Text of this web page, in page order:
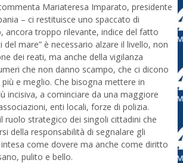
Mariateresa Imparato, presidente
– ci restituisce uno spaccato di
ancora troppo rilevante, indice del fatto
del mare” è necessario alzare il livello, non
dei reati, ma anche della vigilanza
che non danno scampo, che ci dicono
e meglio. Che bisogna mettere in
incisiva, a cominciare da una maggiore
enti locali, forze di polizia.
ruolo strategico dei singoli cittadini che
della responsabilità di segnalare gli
come dovere ma anche come diritto
pulito e bello.